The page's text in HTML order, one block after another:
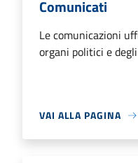
Comunicati
Le comunicazioni
organi politici e
VAI ALLA PAGINA